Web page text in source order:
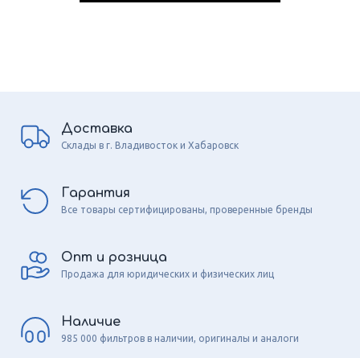
Доставка
Склады в г. Владивосток и Хабаровск
Гарантия
Все товары сертифицированы, проверенные бренды
Опт и розница
Продажа для юридических и физических лиц
Наличие
985 000 фильтров в наличии, оригиналы и аналоги